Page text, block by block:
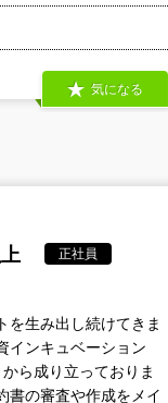
気になる
正社員
を生み出し続けてきま
インキュベーション
ら成り立っておりま
書の審査や作成をメイ